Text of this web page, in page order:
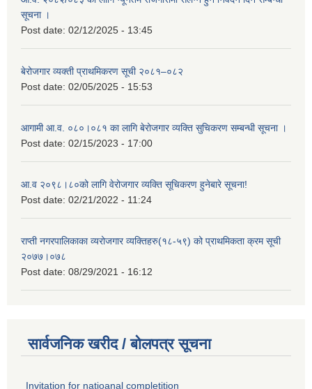
सूचना ।
Post date: 02/12/2025 - 13:45
बेरोजगार व्यक्ती प्राथमिकरण सूची २०८१–०८२
Post date: 02/05/2025 - 15:53
आगामी आ.व. ०८०।०८१ का लागि बेरोजगार व्यक्ति सुचिकरण सम्बन्धी सूचना ।
Post date: 02/15/2023 - 17:00
आ.व २०९८।८०को लागि वेरोजगार व्यक्ति सूचिकरण हुनेबारे सूचना!
Post date: 02/21/2022 - 11:24
राप्ती नगरपालिकाका व्यरोजगार व्यक्तिहरु(१८-५९) को प्राथमिकता क्रम सूची
२०७७।०७८
Post date: 08/29/2021 - 16:12
सार्वजनिक खरीद / बोलपत्र सूचना
Invitation for natioanal completition